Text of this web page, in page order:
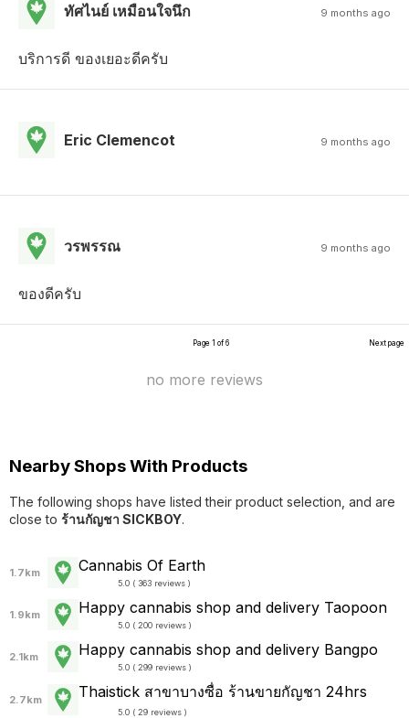
ทัศไนย์ เหมือนใจนึก 9 months ago
บริการดี ของเยอะดีครับ
Eric Clemencot 9 months ago
วรพรรณ 9 months ago
ของดีครับ
Page 1 of 6 Next page
no more reviews
Nearby Shops With Products
The following shops have listed their product selection, and are
close to ร้านกัญชา SICKBOY.
1.7km Cannabis Of Earth
5.0 ( 363 reviews )
1.9km Happy cannabis shop and delivery Taopoon
5.0 ( 200 reviews )
2.1km Happy cannabis shop and delivery Bangpo
5.0 ( 299 reviews )
2.7km Thaistick สาขาบางซื่อ ร้านขายกัญชา 24hrs
5.0 ( 29 reviews )